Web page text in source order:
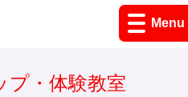
Menu
プ・体験教室